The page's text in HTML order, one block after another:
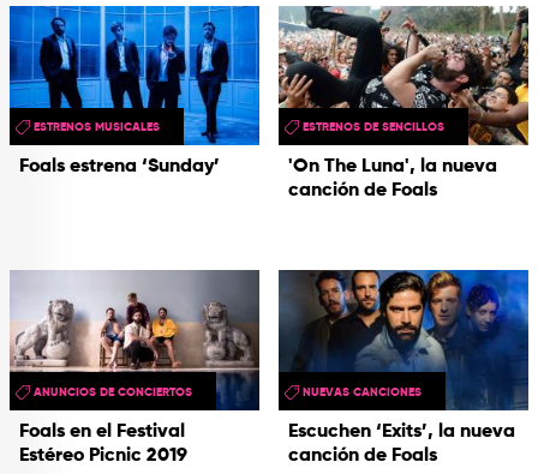
Foals estrena ‘Sunday’
ESTRENOS MUSICALES
'On The Luna', la nueva
canción de Foals
ESTRENOS DE SENCILLOS
Foals en el Festival
Estéreo Picnic 2019
ANUNCIOS DE CONCIERTOS
Escuchen ‘Exits’, la nueva
canción de Foals
NUEVAS CANCIONES